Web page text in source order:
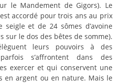
le Mandement de Gigors). Le
accordé pour trois ans au prix
seigle et de 24 sômes d’avoine
sur le dos des bêtes de somme).
leurs pouvoirs à des
s’affrontent dans des
exercer et qui conservent une
en argent ou en nature. Mais le